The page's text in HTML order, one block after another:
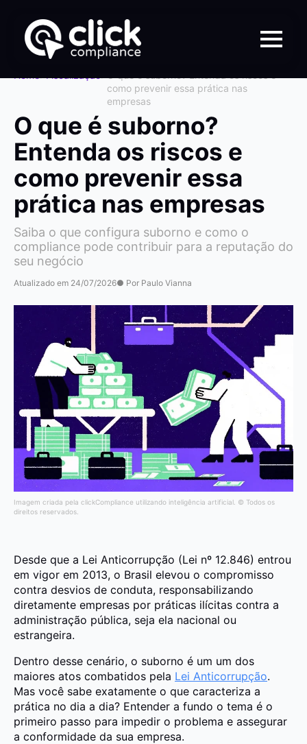
como prevenir essa prática nas
empresas
O que é suborno?
Entenda os riscos e
como prevenir essa
prática nas empresas
Saiba o que configura suborno e como o
compliance pode contribuir para a reputação do
seu negócio
Atualizado em 24/07/2026● Por Paulo Vianna
Imagem criada pela clickCompliance utilizando inteligência artificial. © Todos os
direitos reservados.
Desde que a Lei Anticorrupção (Lei nº 12.846) entrou
em vigor em 2013, o Brasil elevou o compromisso
contra desvios de conduta, responsabilizando
diretamente empresas por práticas ilícitas contra a
administração pública, seja ela nacional ou
estrangeira.
Dentro desse cenário, o suborno é um um dos
maiores atos combatidos pela Lei Anticorrupção.
Mas você sabe exatamente o que caracteriza a
prática no dia a dia? Entender a fundo o tema é o
primeiro passo para impedir o problema e assegurar
a conformidade da sua empresa.